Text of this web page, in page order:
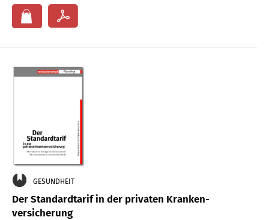
GESUNDHEIT
Der Standard­tarif in der privaten Kranken­
versicherung